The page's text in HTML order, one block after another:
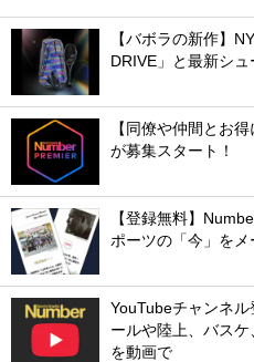
【バボラの新作】
DRIVE」と最新シ
【同僚や仲間とお
が募集スタート！
【登録無料】
ポーツの「今」をメ
YouTubeチャンネ
ールや陸上、バス
を動画で